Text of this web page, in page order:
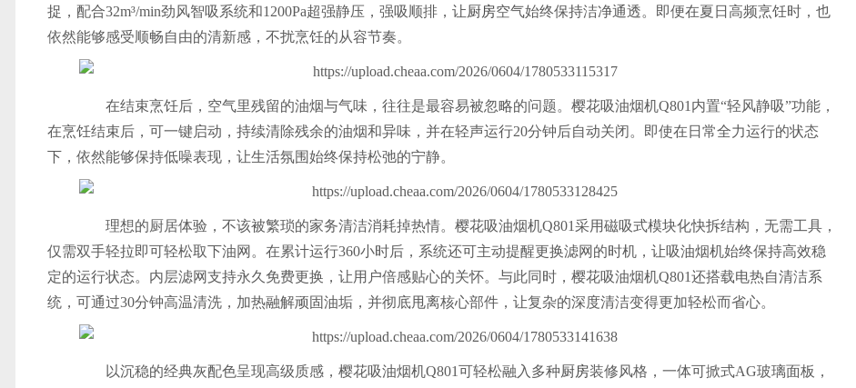
捉，配合32m³/min劲风智吸系统和1200Pa超强静压，强吸顺排，让厨房空气始终保持洁净通透。即便在夏日高频烹饪时，也
依然能够感受顺畅自由的清新感，不扰烹饪的从容节奏。
在结束烹饪后，空气里残留的油烟与气味，往往是最容易被忽略的问题。樱花吸油烟机Q801内置“轻风静吸”功能，
在烹饪结束后，可一键启动，持续清除残余的油烟和异味，并在轻声运行20分钟后自动关闭。即使在日常全力运行的状态
下，依然能够保持低噪表现，让生活氛围始终保持松弛的宁静。
理想的厨居体验，不该被繁琐的家务清洁消耗掉热情。樱花吸油烟机Q801采用磁吸式模块化快拆结构，无需工具，
仅需双手轻拉即可轻松取下油网。在累计运行360小时后，系统还可主动提醒更换滤网的时机，让吸油烟机始终保持高效稳
定的运行状态。内层滤网支持永久免费更换，让用户倍感贴心的关怀。与此同时，樱花吸油烟机Q801还搭载电热自清洁系
统，可通过30分钟高温清洗，加热融解顽固油垢，并彻底甩离核心部件，让复杂的深度清洁变得更加轻松而省心。
以沉稳的经典灰配色呈现高级质感，樱花吸油烟机Q801可轻松融入多种厨房装修风格，一体可掀式AG玻璃面板，